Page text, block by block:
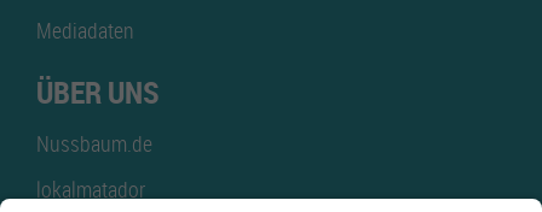
Mediadaten
ÜBER UNS
Nussbaum.de
lokalmatador